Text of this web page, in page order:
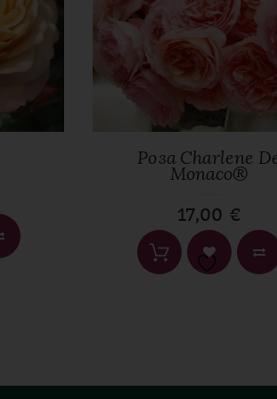
Роза Charlene
Monaco®
17,00 €